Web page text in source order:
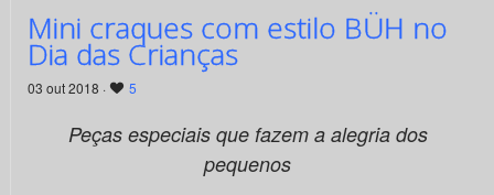
Mini craques com estilo BÜH no
Dia das Crianças
03 out 2018 · 5
Peças especiais que fazem a alegria dos
pequenos